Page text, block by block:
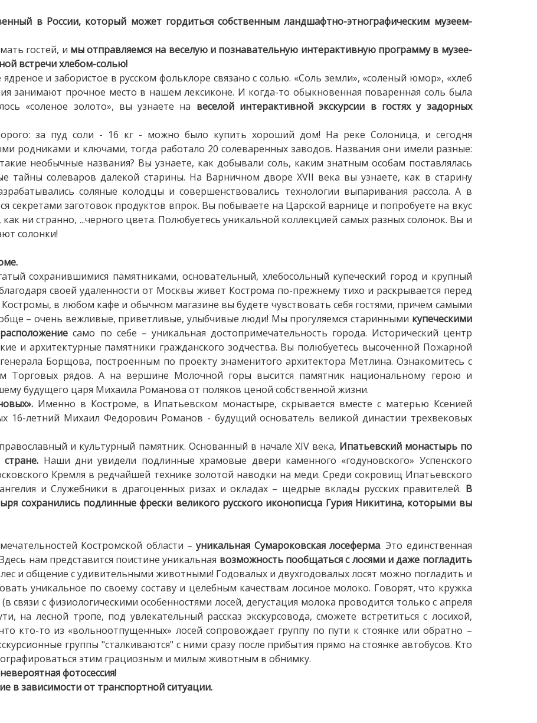
в России, который может гордиться собственным ландшафтно-этнографическим музеем-
гостей, и мы отправляемся на веселую и познавательную интерактивную программу в музее-
встречи хлебом-солью!
и забористое в русском фольклоре связано с солью. «Соль земли», «соленый юмор», «хлеб
занимают прочное место в нашем лексиконе. И когда-то обыкновенная поваренная соль была
«соленое золото», вы узнаете на веселой интерактивной экскурсии в гостях у задорных
за пуд соли - 16 кг - можно было купить хороший дом! На реке Солоница, и сегодня
родниками и ключами, тогда работало 20 солеваренных заводов. Названия они имели разные:
необычные названия? Вы узнаете, как добывали соль, каким знатным особам поставлялась
тайны солеваров далекой старины. На Варничном дворе XVII века вы узнаете, как в старину
соляные колодцы и совершенствовались технологии выпаривания рассола. А в
секретами заготовок продуктов впрок. Вы побываете на Царской варнице и попробуете на вкус
ни странно, ...черного цвета. Полюбуетесь уникальной коллекцией самых разных солонок. Вы и
солонки!
сохранившимися памятниками, основательный, хлебосольный купеческий город и крупный
своей удаленности от Москвы живет Кострома по-прежнему тихо и раскрывается перед
в любом кафе и обычном магазине вы будете чувствовать себя гостями, причем самыми
– очень вежливые, приветливые, улыбчивые люди! Мы прогуляемся старинными купеческими
само по себе – уникальная достопримечательность города. Исторический центр
и архитектурные памятники гражданского зодчества. Вы полюбуетесь высоченной Пожарной
Борщова, построенным по проекту знаменитого архитектора Метлина. Ознакомитесь с
Торговых рядов. А на вершине Молочной горы высится памятник национальному герою и
будущего царя Михаила Романова от поляков ценой собственной жизни.
Именно в Костроме, в Ипатьевском монастыре, скрывается вместе с матерью Ксенией
16-летний Михаил Федорович Романов - будущий основатель великой династии трехвековых
и культурный памятник. Основанный в начале XIV века, Ипатьевский монастырь по
Наши дни увидели подлинные храмовые двери каменного «годуновского» Успенского
Кремля в редчайшей технике золотой наводки на меди. Среди сокровищ Ипатьевского
и Служебники в драгоценных ризах и окладах – щедрые вклады русских правителей. В
сохранились подлинные фрески великого русского иконописца Гурия Никитина, которыми вы
Костромской области –уникальная Сумароковская лосеферма. Это единственная
нам представится поистине уникальная возможность пообщаться с лосями и даже погладить
и общение с удивительными животными! Годовалых и двухгодовалых лосят можно погладить и
уникальное по своему составу и целебным качествам лосиное молоко. Говорят, что кружка
связи с физиологическими особенностями лосей, дегустация молока проводится только с апреля
на лесной тропе, под увлекательный рассказ экскурсовода, сможете встретиться с лосихой,
кто-то из «вольноотпущенных» лосей сопровождает группу по пути к стоянке или обратно –
группы "сталкиваются" с ними сразу после прибытия прямо на стоянке автобусов. Кто
этим грациозным и милым животным в обнимку.
фотосессия!
в зависимости от транспортной ситуации.